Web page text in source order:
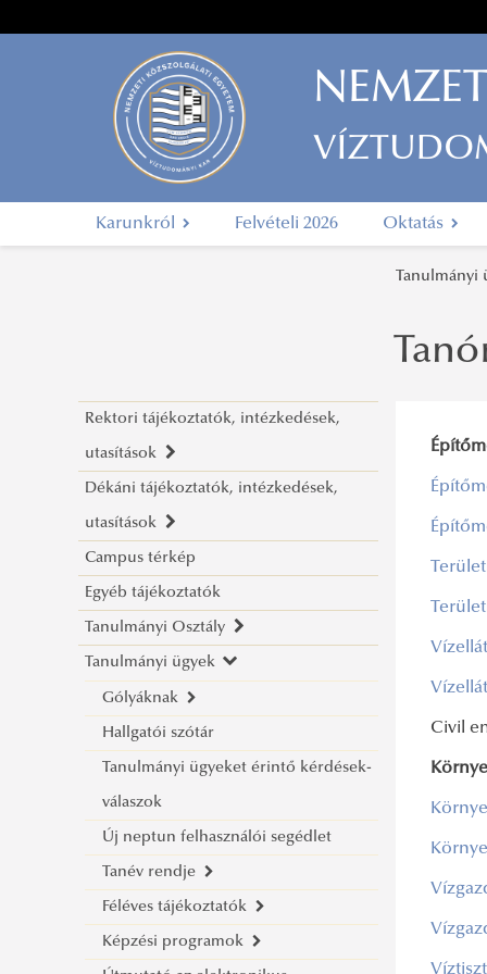
Karunkról Felvételi 2026 Oktatás
Tanulmányi
Rektori tájékoztatók, intézkedések,
utasítások
Rektori utasítások
Dékáni tájékoztatók, intézkedések,
utasítások
Dékáni tájékoztatók
Dékáni intézkedések
Dékáni utasítások
Campus térkép
Egyéb tájékoztatók
Tanulmányi Osztály
Ügyfélfogadás
Elérhetőségek
Tanulmányi ügyek
Gólyáknak
2026. Gólyatábor
Beiratkozási információk
Vízügyi ösztöndíj
Hallgatói szótár
Tanulmányi ügyeket érintő kérdések-
válaszok
Új neptun felhasználói segédlet
Tanév rendje
2026/2027. tanév kari naptári terv
2025/2026. tanév kari naptári terv
Féléves tájékoztatók
Tájékoztató a 2025/2026. tanév
Képzési programok
Civil